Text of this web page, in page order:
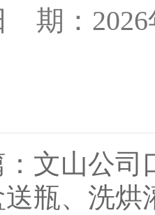
期：2026
文山公司
瓶、洗烘